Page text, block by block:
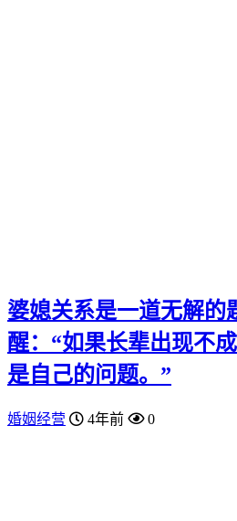
婆媳关系是一道无解的
醒：“如果长辈出现不
是自己的问题。”
婚姻经营 4年前 0